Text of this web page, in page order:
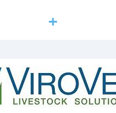
Lire la suite